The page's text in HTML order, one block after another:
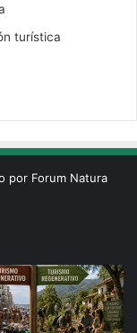
turística
por Forum Natura